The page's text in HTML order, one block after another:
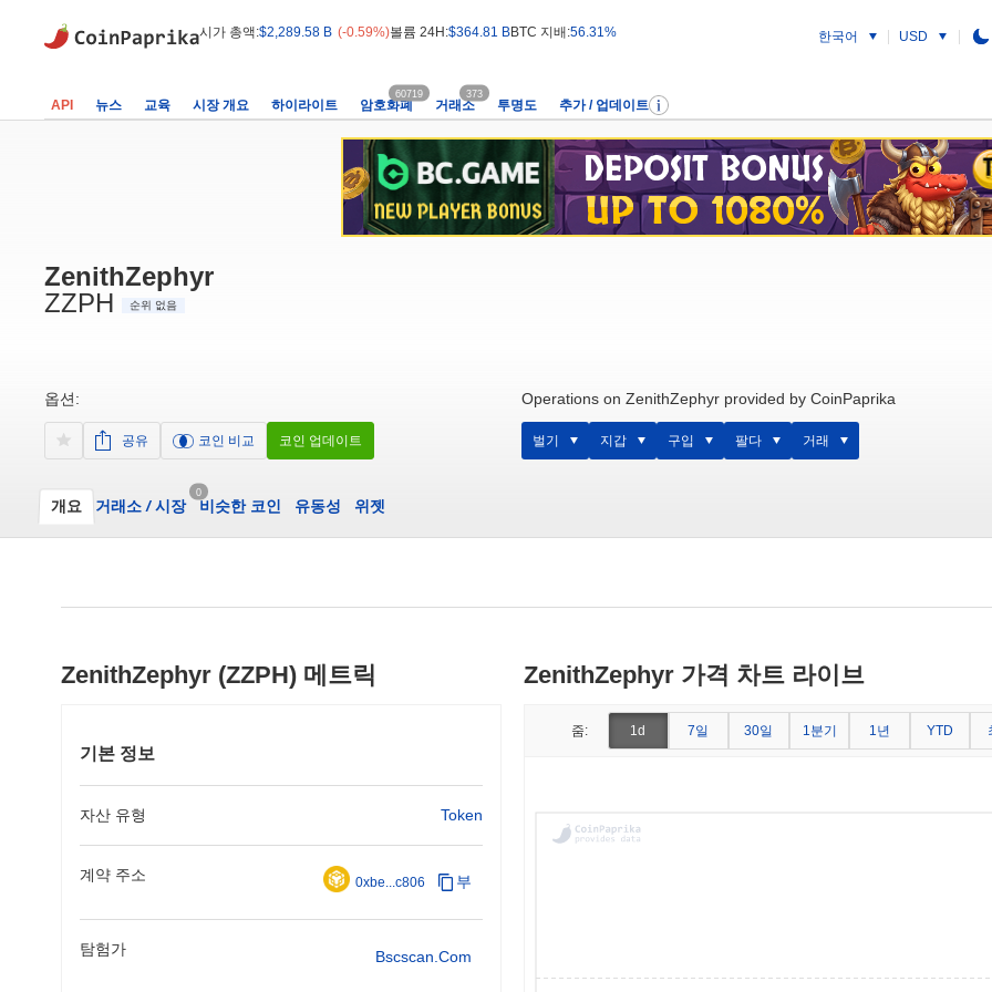
시가 총액:$2,289.58 B (-0.59%)볼륨 24H:$364.81 BBTC 지배:56.31% 한국어 USD
API 뉴스 교육 시장 개요 하이라이트 암호화폐
60719
거래소
373
투명도 추가 / 업데이트
ZenithZephyr
ZZPH
순위 없음
옵션:
공유 코인 비교 코인 업데이트
Operations on ZenithZephyr provided by CoinPaprika
벌기 지갑 구입 팔다 거래
개요 거래소 /시장
0
비슷한 코인 유동성 위젯
ZenithZephyr (ZZPH) 메트릭
기본 정보
자산 유형 Token
계약 주소 0xbe...c806 부
탐험가 Bscscan.com
ZenithZephyr 가격 차트 라이브
줌: 1d 7일 30일 1분기 1년 YTD